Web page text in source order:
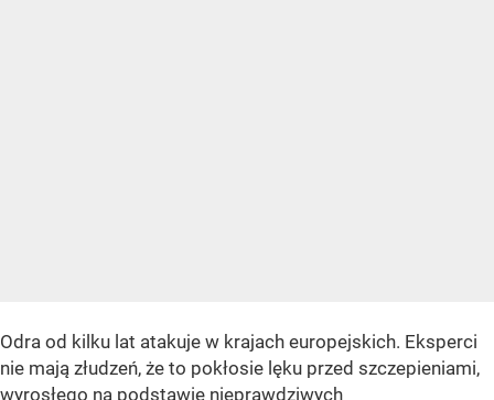
Odra od kilku lat atakuje w krajach europejskich. Eksperci
nie mają złudzeń, że to pokłosie lęku przed szczepieniami,
wyrosłego na podstawie nieprawdziwych